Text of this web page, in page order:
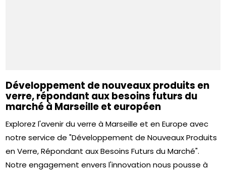
Développement de nouveaux produits en
verre, répondant aux besoins futurs du
marché à Marseille et européen
Explorez l'avenir du verre à Marseille et en Europe avec
notre service de "Développement de Nouveaux Produits
en Verre, Répondant aux Besoins Futurs du Marché".
Notre engagement envers l'innovation nous pousse à